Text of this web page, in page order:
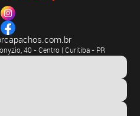
40 - Centro | Curitiba - PR